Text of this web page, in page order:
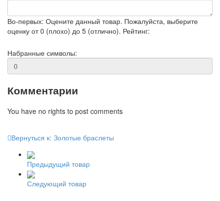
Во-первых: Оцените данный товар. Пожалуйста, выберите
оценку от 0 (плохо) до 5 (отлично). Рейтинг:
Набранные символы:
Комментарии
You have no rights to post comments
Вернуться к: Золотые браслеты
Предыдущий товар
Следующий товар